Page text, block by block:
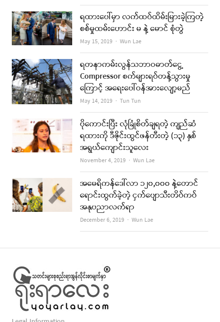
ရထားပေါ်မှာ လက်ထပ်ထိမ်းမြားခဲ့ကြတဲ့
စစ်မှုထမ်းဟောင်း မ နဲ့ မောင် စုံတွဲ
May 15, 2019 Author
Wun Lae
ရတနာကမ်းလွန်သဘာဝဓာတ်ငွေ့
Compressor စက်များရပ်တန့်သွားမှု
ကြောင့် အရေးပေါ်ဝန်အားလျော့မည်
May 14, 2019 Author
Tun Tun
ပိုကောင်းပြီး လုံခြုံစိတ်ချရတဲ့ ကျည်ဆံ
ရထားကို ဒီဇိုင်းထွင်ဖန်တီးတဲ့ (၁၃) နှစ်
အရွယ်ကျောင်းသူလေး
November 4, 2019 Author
Wun Lae
အမေရိကန်ဒေါ်လာ ၁၂၀,၀၀၀ နဲ့တောင်
ရောင်းထွက်ခဲ့တဲ့ ငှက်ပျောသီးတိပ်ကပ်
အနုပညာလက်ရာ
December 6, 2019 Author
Wun Lae